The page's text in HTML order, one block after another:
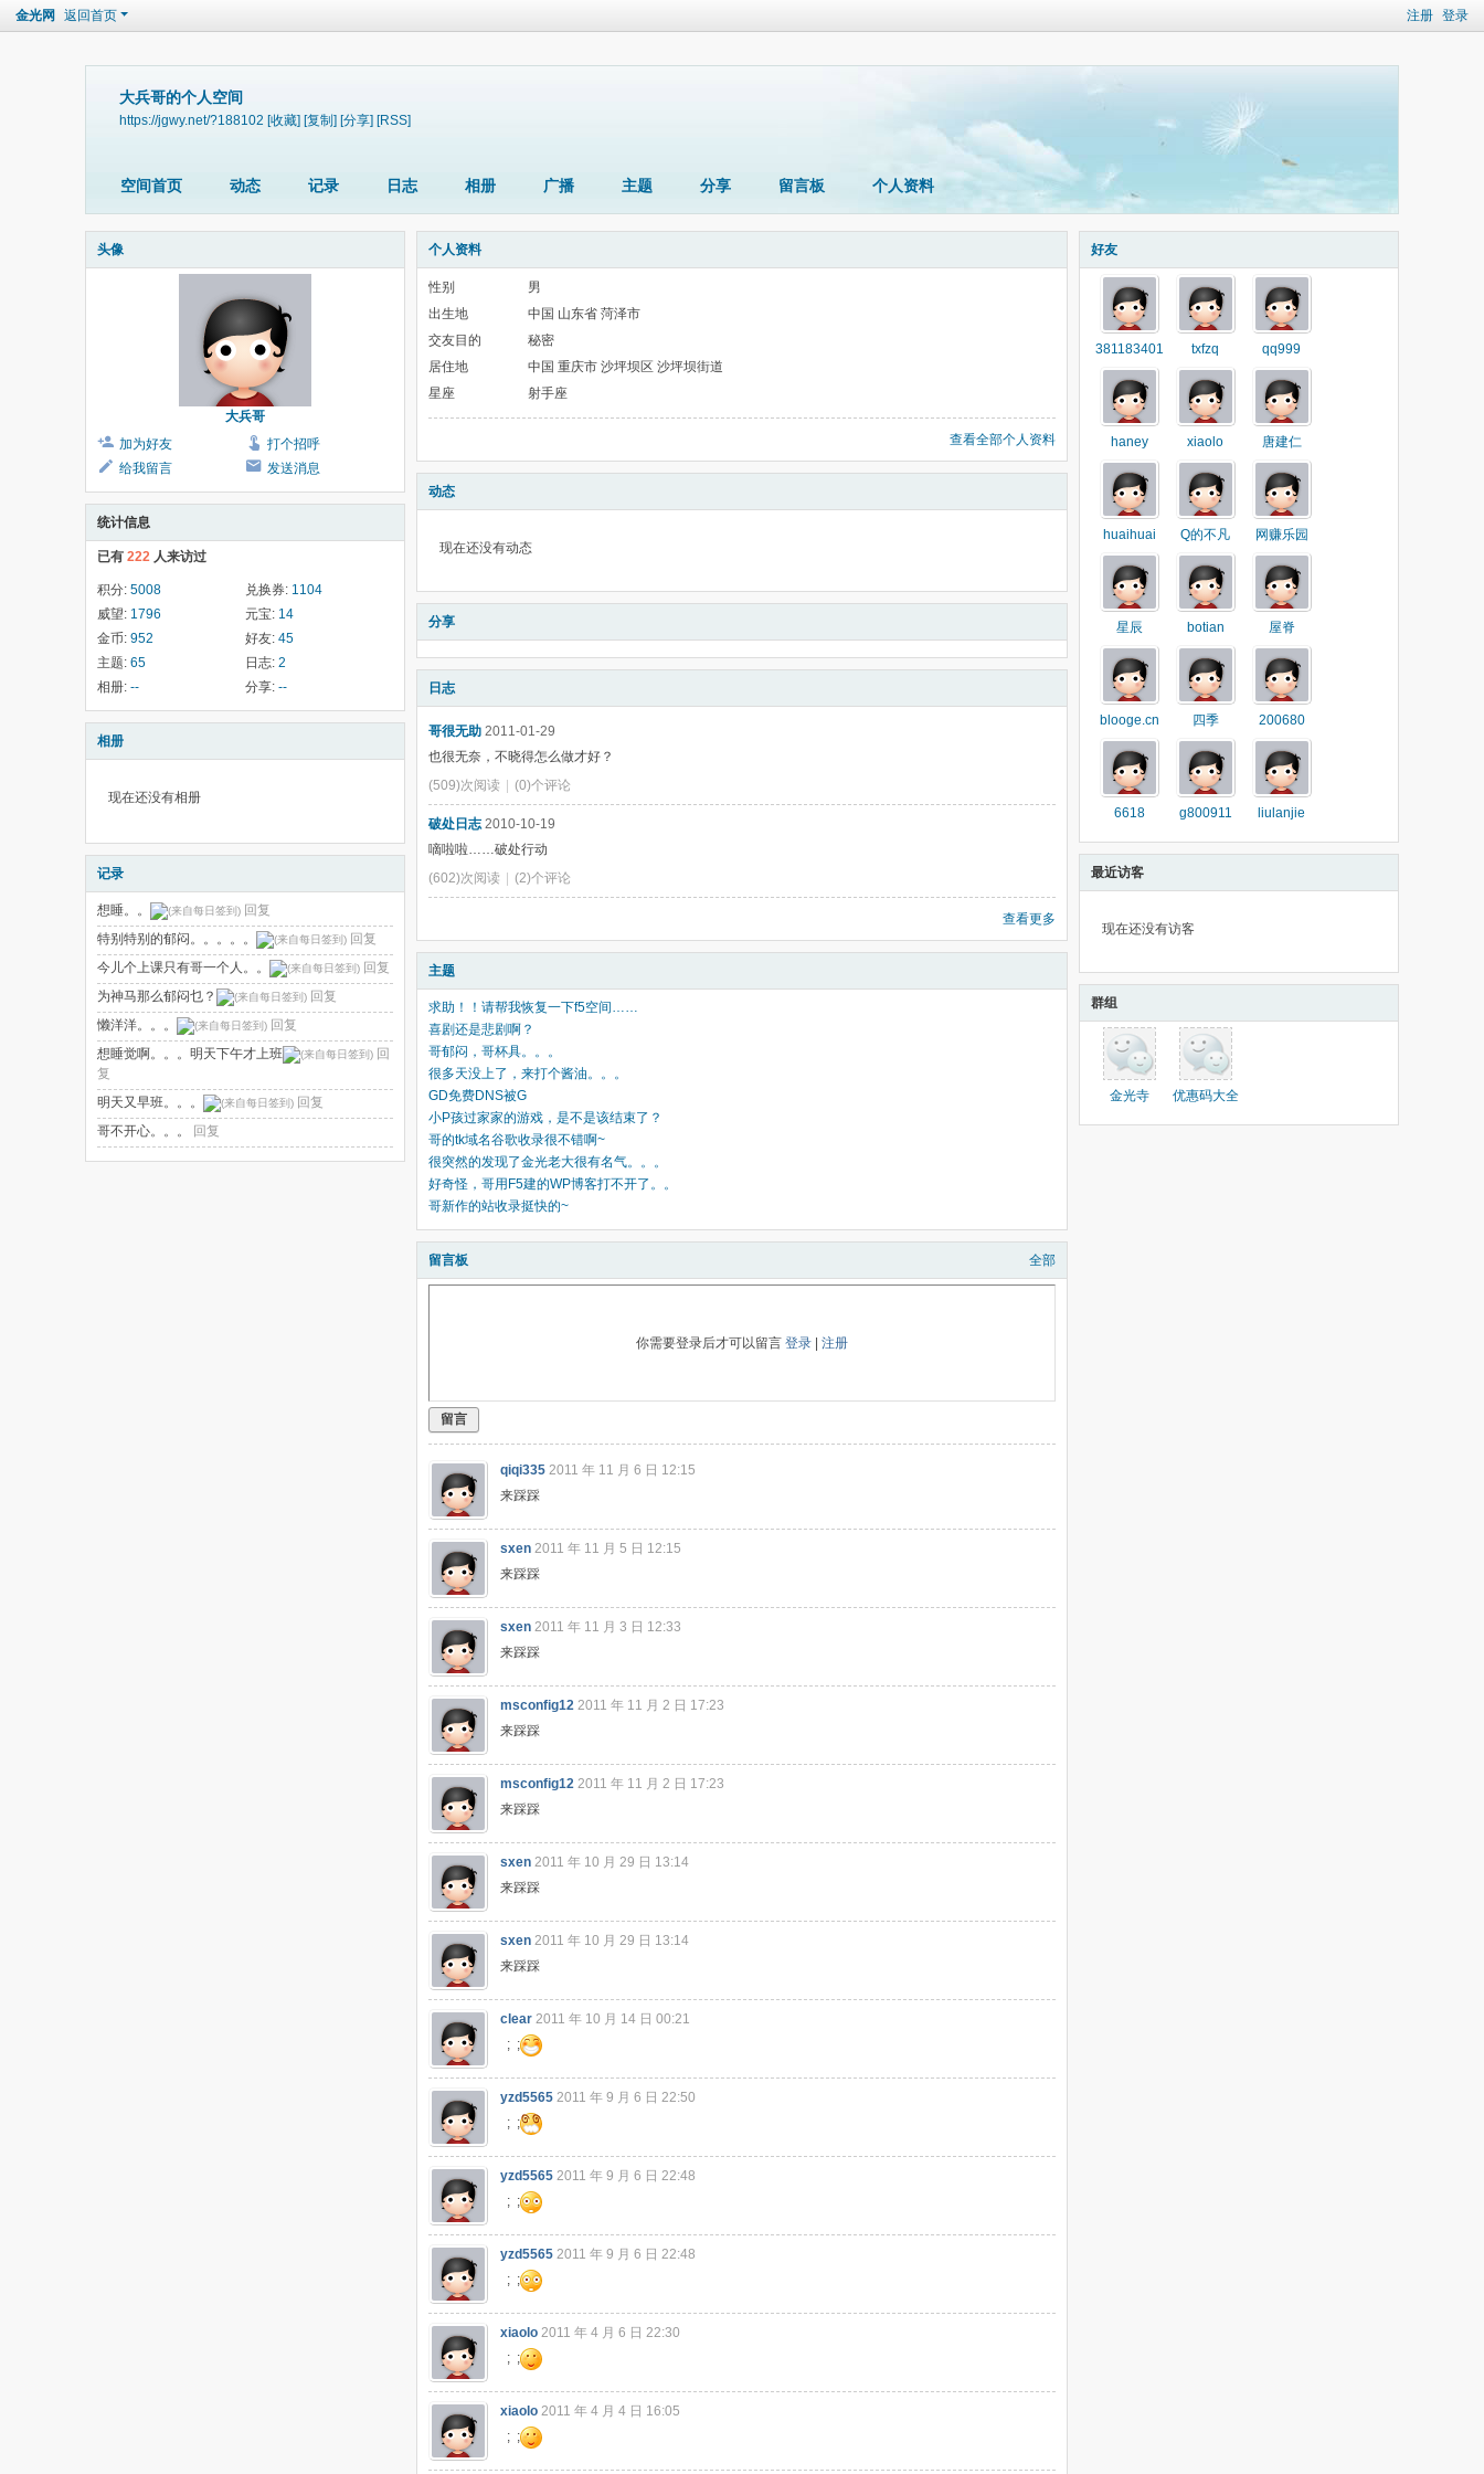
注册 登录
金光网 返回首页
大兵哥的个人空间
https://jgwy.net/?188102 [收藏] [复制] [分享] [RSS]
空间首页 动态 记录 日志 相册 广播 主题 分享 留言板 个人资料
头像
大兵哥
加为好友
打个招呼
给我留言
发送消息
统计信息
已有 222 人来访过
积分: 5008 兑换券: 1104
威望: 1796 元宝: 14
金币: 952 好友: 45
主题: 65 日志: 2
相册: -- 分享: --
相册
现在还没有相册
记录
想睡。。
回复
特别特别的郁闷。。。。。
回复
今儿个上课只有哥一个人。。
回复
为神马那么郁闷乜？
回复
懒洋洋。。。
回复
想睡觉啊。。。明天下午才上班
回
复
明天又早班。。。
回复
哥不开心。。。
回复
个人资料
性别
男
出生地
中国 山东省 菏泽市
交友目的
秘密
居住地
中国 重庆市 沙坪坝区 沙坪坝街道
星座
射手座
查看全部个人资料
动态
现在还没有动态
分享
日志
哥很无助 2011-01-29
也很无奈，不晓得怎么做才好？
(509)次阅读
(0)个评论
破处日志2010-10-19
嘀啦啦……破处行动
(602)次阅读
(2)个评论
查看更多
主题
求助！！请帮我恢复一下f5空间……
喜剧还是悲剧啊？
哥郁闷，哥杯具。。。
很多天没上了，来打个酱油。。。
GD免费DNS被G
小P孩过家家的游戏，是不是该结束了？
哥的tk域名谷歌收录很不错啊~
很突然的发现了金光老大很有名气。。。
好奇怪，哥用F5建的WP博客打不开了。。
哥新作的站收录挺快的~
留言板 全部
你需要登录后才可以留言 登录 注册
留言
qiqi335 2011 年 11 月 6 日 12:15
来踩踩
sxen 2011 年 11 月 5 日 12:15
来踩踩
sxen 2011 年 11 月 3 日 12:33
来踩踩
msconfig12 2011 年 11 月 2 日 17:23
来踩踩
msconfig12 2011 年 11 月 2 日 17:23
来踩踩
sxen 2011 年 10 月 29 日 13:14
来踩踩
sxen 2011 年 10 月 29 日 13:14
来踩踩
clear 2011 年 10 月 14 日 00:21
; ;
yzd5565 2011 年 9 月 6 日 22:50
; ;
yzd5565 2011 年 9 月 6 日 22:48
; ;
yzd5565 2011 年 9 月 6 日 22:48
; ;
xiaolo 2011 年 4 月 6 日 22:30
; ;
xiaolo 2011 年 4 月 4 日 16:05
; ;
好友
381183401 txfzq qq999
haney xiaolo 唐建仁
huaihuai Q的不凡 网赚乐园
星辰 botian 屋脊
blooge.cn 四季 200680
6618 g800911 liulanjie
最近访客
现在还没有访客
群组
金光寺 优惠码大全